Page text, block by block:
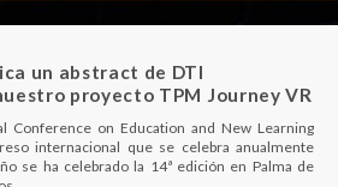
un abstract de DTI
proyecto TPM Journey VR
Conference on Education and New Learning
internacional que se celebra anualmente
se ha celebrado la 14ª edición en Palma de